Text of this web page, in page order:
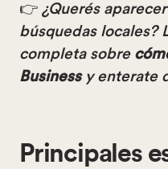
👉 ¿Querés
búsquedas locales?
completa sobre
Businessy enterate
Principales